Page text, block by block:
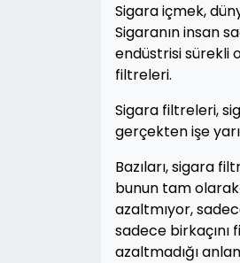
Sigara içmek,
Sigaranın insan
endüstrisi sürekli
filtreleri.
Sigara filtreleri,
gerçekten işe
Bazıları, sigara
bunun tam
azaltmıyor,
sadece birkaçını
azaltmadığı